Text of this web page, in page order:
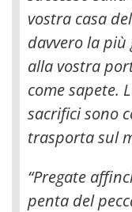
vostra casa
davvero la
alla vostra
come sapete.
sacrifici sono
trasporta sul
“Pregate
penta del